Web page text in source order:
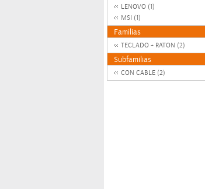
LENOVO (1)
MSI (1)
Familias
TECLADO + RATON (2)
Subfamilias
CON CABLE (2)